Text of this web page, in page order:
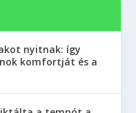
nyitnak: így
komfortját és a